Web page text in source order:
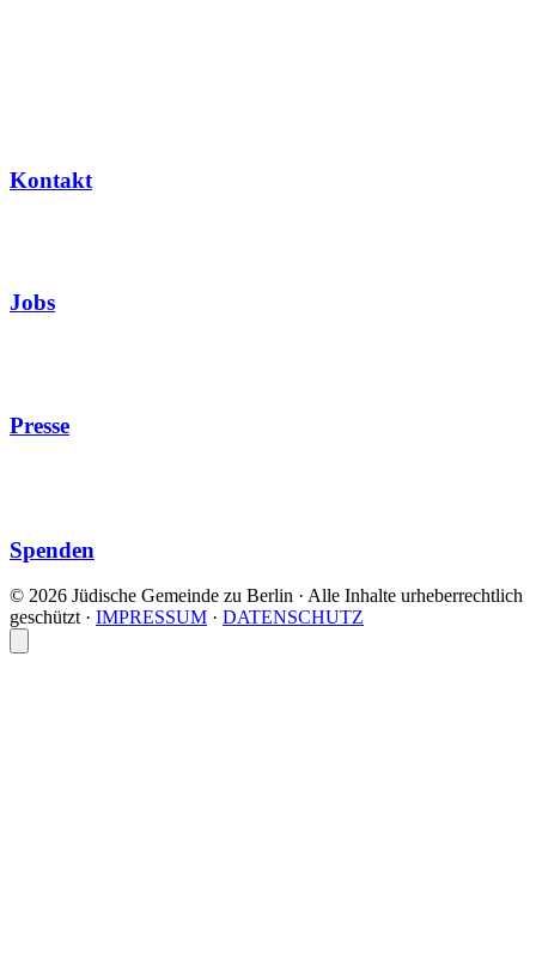
Kontakt
Jobs
Presse
Spenden
© 2026 Jüdische Gemeinde zu Berlin · Alle Inhalte urheberrechtlich
geschützt· IMPRESSUM · DATENSCHUTZ